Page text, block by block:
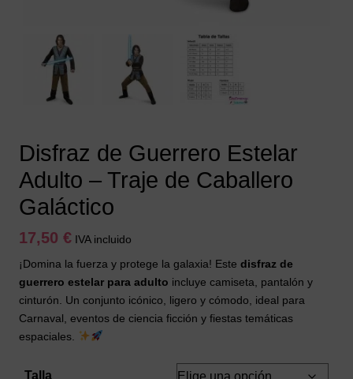
Disfraz de Guerrero Estelar
Adulto – Traje de Caballero
Galáctico
17,50 € IVA incluido
¡Domina la fuerza y protege la galaxia! Este disfraz de
guerrero estelar para adulto incluye camiseta, pantalón y
cinturón. Un conjunto icónico, ligero y cómodo, ideal para
Carnaval, eventos de ciencia ficción y fiestas temáticas
espaciales.
Talla